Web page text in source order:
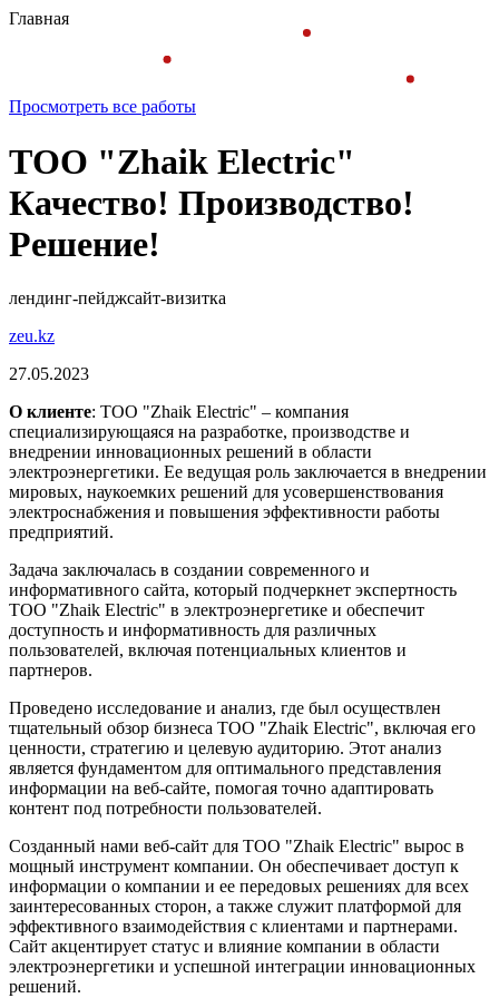
Главная
Просмотреть все работы
ТОО "Zhaik Electric"
Качество! Производство!
Решение!
лендинг-пейджсайт-визитка
zeu.kz
27.05.2023
О клиенте: ТОО "Zhaik Electric" – компания
специализирующаяся на разработке, производстве и
внедрении инновационных решений в области
электроэнергетики. Ее ведущая роль заключается в внедрении
мировых, наукоемких решений для усовершенствования
электроснабжения и повышения эффективности работы
предприятий.
Задача заключалась в создании современного и
информативного сайта, который подчеркнет экспертность
ТОО "Zhaik Electric" в электроэнергетике и обеспечит
доступность и информативность для различных
пользователей, включая потенциальных клиентов и
партнеров.
Проведено исследование и анализ, где был осуществлен
тщательный обзор бизнеса ТОО "Zhaik Electric", включая его
ценности, стратегию и целевую аудиторию. Этот анализ
является фундаментом для оптимального представления
информации на веб-сайте, помогая точно адаптировать
контент под потребности пользователей.
Созданный нами веб-сайт для ТОО "Zhaik Electric" вырос в
мощный инструмент компании. Он обеспечивает доступ к
информации о компании и ее передовых решениях для всех
заинтересованных сторон, а также служит платформой для
эффективного взаимодействия с клиентами и партнерами.
Сайт акцентирует статус и влияние компании в области
электроэнергетики и успешной интеграции инновационных
решений.